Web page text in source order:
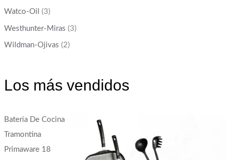
Watco-Oil (3)
Westhunter-Miras (3)
Wildman-Ojivas (2)
Los más vendidos
Batería De Cocina
Tramontina
Primaware 18